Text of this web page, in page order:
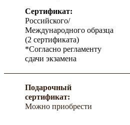
Сертификат:
Российского/
Международного образца
(2 сертификата)
*Согласно регламенту
сдачи экзамена
Подарочный
сертификат:
Можно приобрести